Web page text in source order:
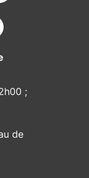
;
de